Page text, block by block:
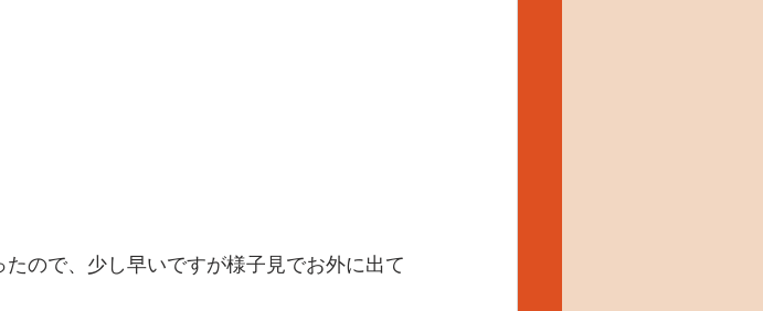
ので、少し早いですが様子見でお外に出て